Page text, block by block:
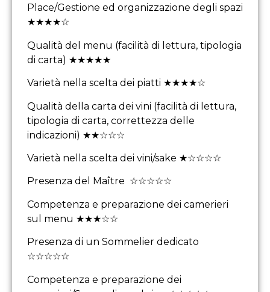
Place/Gestione ed organizzazione degli spazi
★★★★☆
Qualità del menu (facilità di lettura, tipologia
di carta) ★★★★★
Varietà nella scelta dei piatti ★★★★☆
Qualità della carta dei vini (facilità di lettura,
tipologia di carta, correttezza delle
indicazioni) ★★☆☆☆
Varietà nella scelta dei vini/sake ★☆☆☆☆
Presenza del Maître ☆☆☆☆☆
Competenza e preparazione dei camerieri
sul menu ★★★☆☆
Presenza di un Sommelier dedicato
☆☆☆☆☆
Competenza e preparazione dei